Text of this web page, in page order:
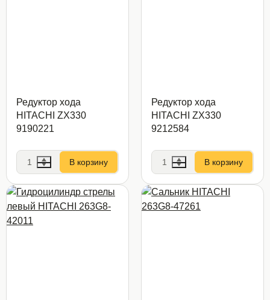
Редуктор хода
HITACHI ZX330
9190221
В корзину
Редуктор хода
HITACHI ZX330
9212584
В корзину